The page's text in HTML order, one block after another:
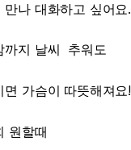
만나 대화하고 싶어요.
까지 날씨 추워도
면 가슴이 따뜻해져요!
원할때